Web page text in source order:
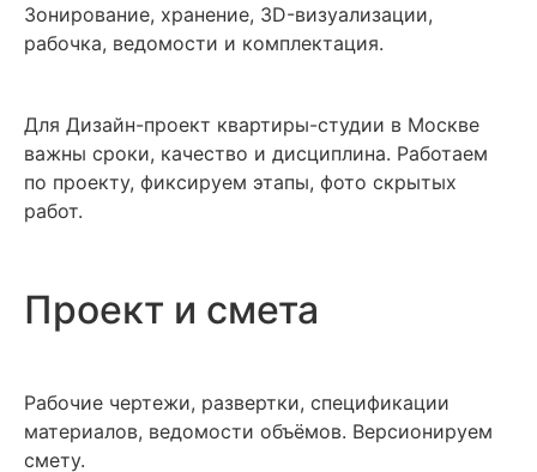
Зонирование, хранение, 3D-визуализации,
рабочка, ведомости и комплектация.
Для Дизайн-проект квартиры-студии в Москве
важны сроки, качество и дисциплина. Работаем
по проекту, фиксируем этапы, фото скрытых
работ.
Проект и смета
Рабочие чертежи, развертки, спецификации
материалов, ведомости объёмов. Версионируем
смету.